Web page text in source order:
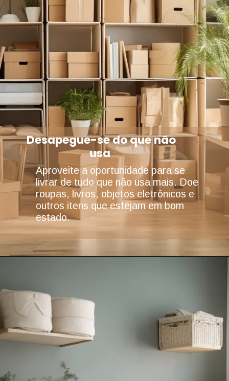
Aproveite a oportunidade para se
livrar de tudo que não usa mais. Doe
roupas, livros, objetos eletrônicos e
outros itens que estejam em bom
estado.
Desapegue-se do que não
usa